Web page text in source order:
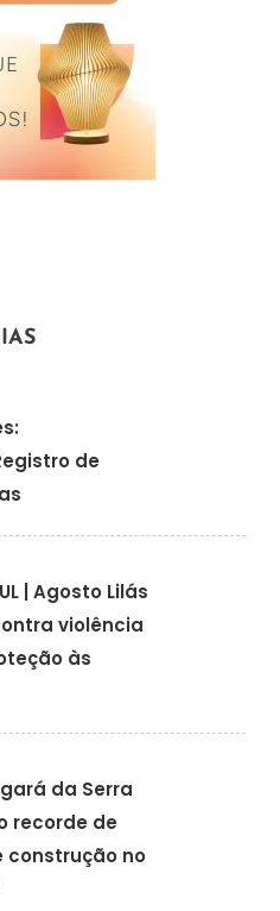
de
| Agosto Lilás
violência
às
da Serra
recorde de
construção no